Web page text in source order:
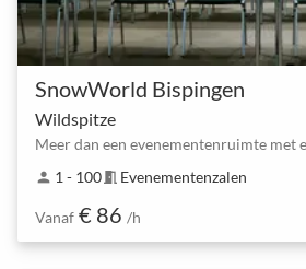
SnowWorld Bispingen
Wildspitze
person 1 - 100meeting_room Evenementenzalen
Vanaf € 86 /h